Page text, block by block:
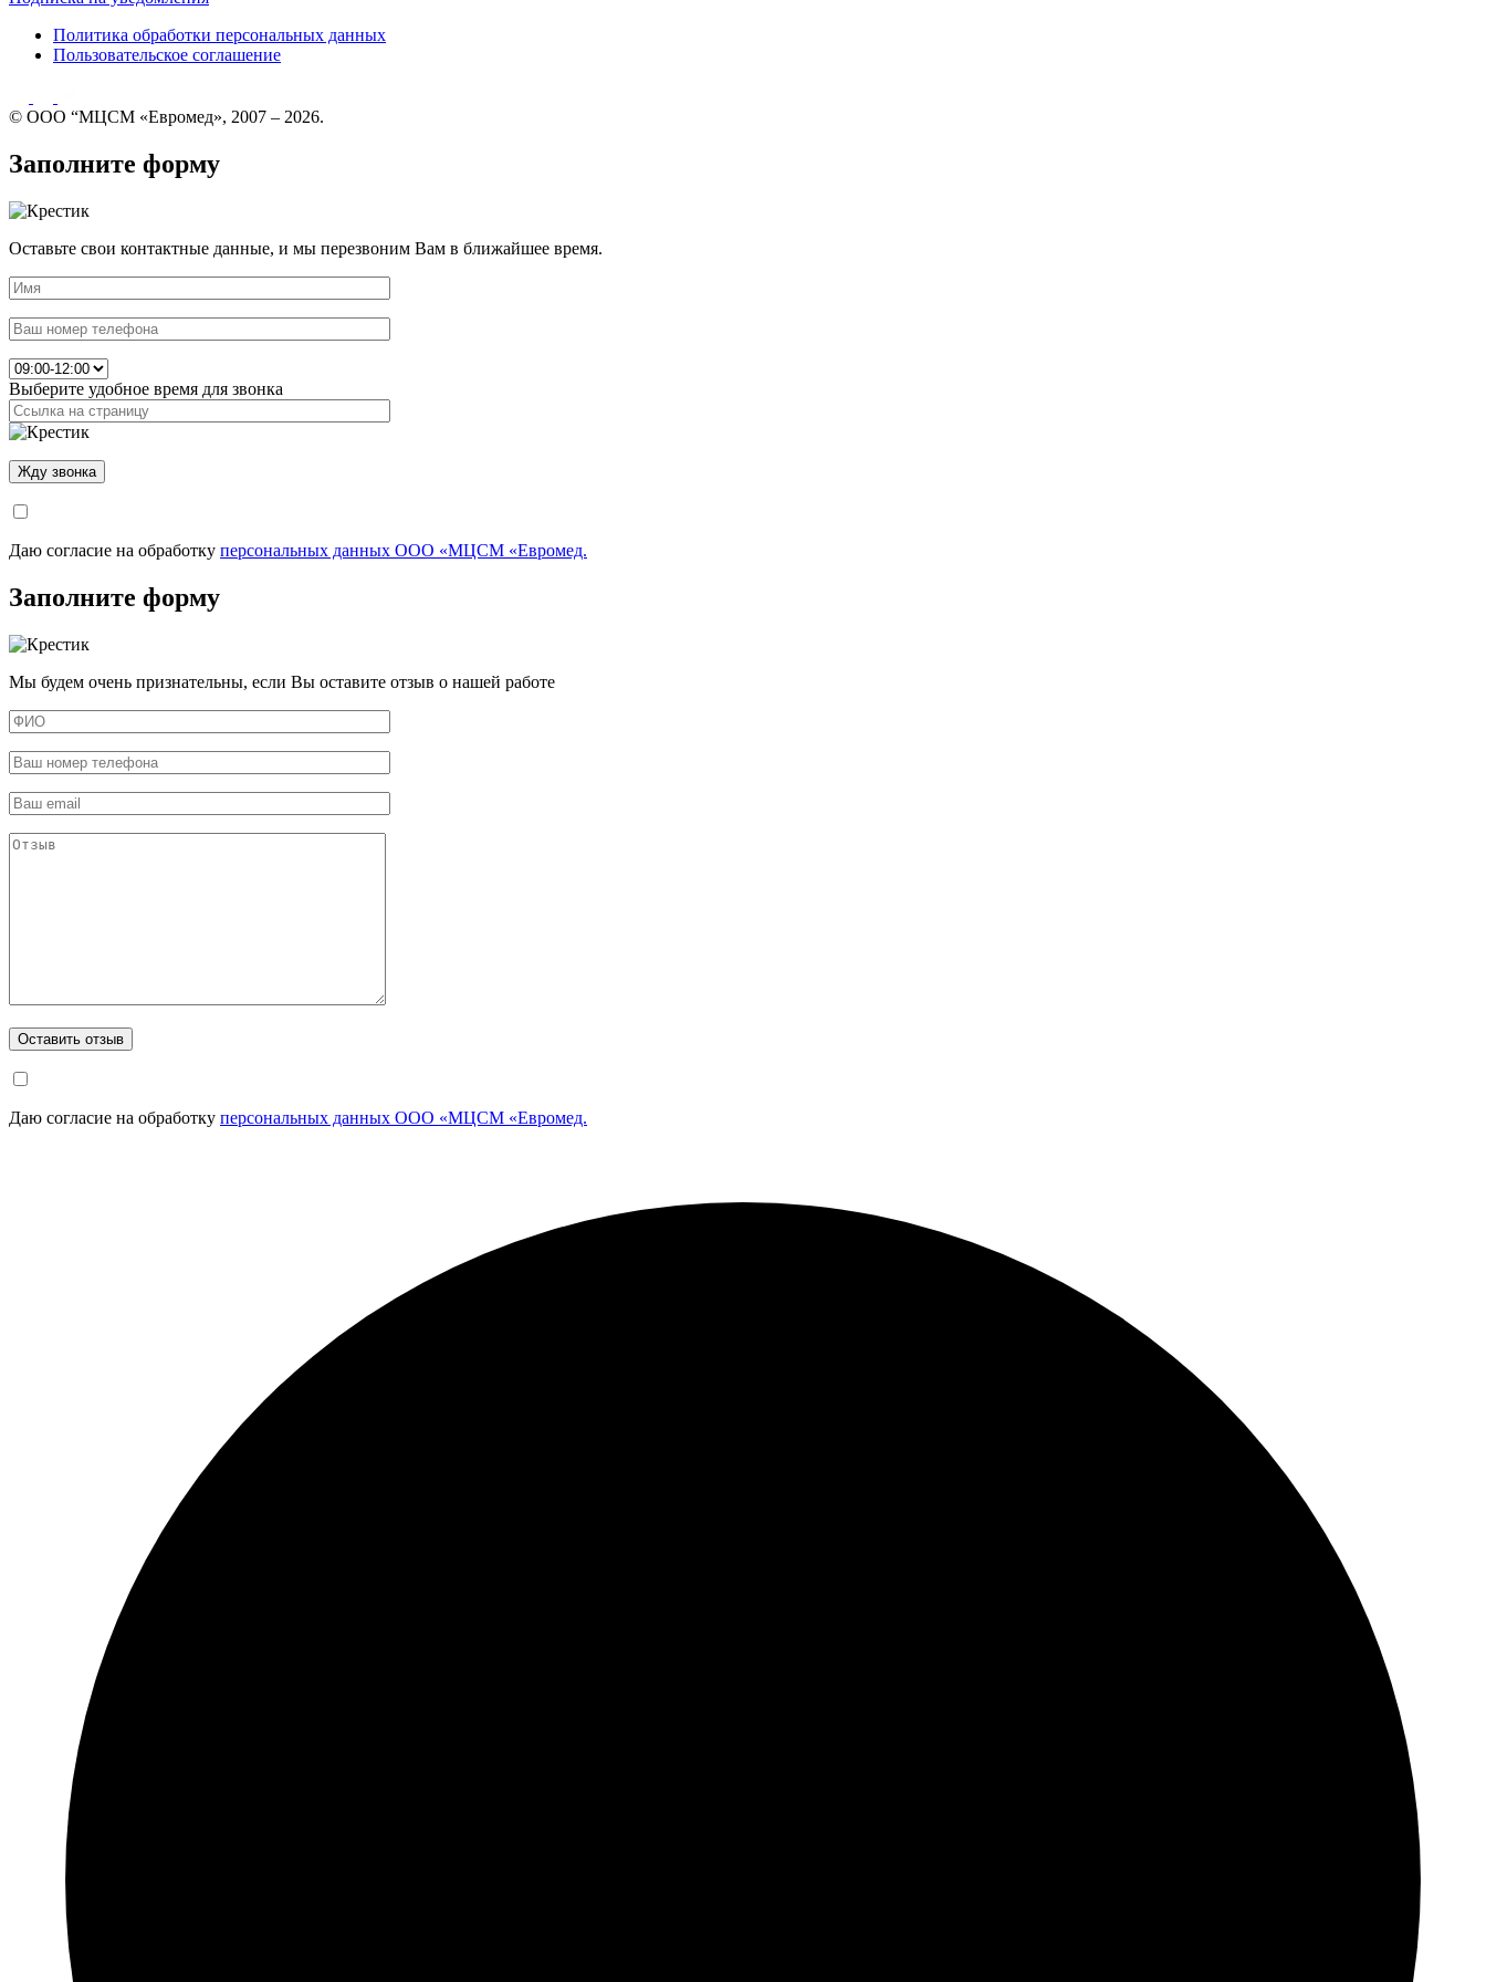
Политика обработки персональных данных
Пользовательское соглашение
© ООО “МЦСМ «Евромед», 2007 – 2026.
Заполните форму
Оставьте свои контактные данные, и мы перезвоним Вам в ближайшее время.
Выберите удобное время для звонка
Даю согласие на обработку персональных данных ООО «МЦСМ «Евромед.
Заполните форму
Мы будем очень признательны, если Вы оставите отзыв о нашей работе
Даю согласие на обработку персональных данных ООО «МЦСМ «Евромед.